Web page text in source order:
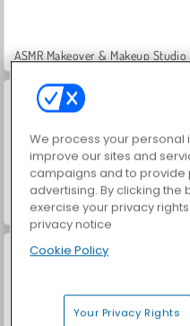
ASMR Makeover & Makeup Studio
Farm Merge Valley
We process your
improve our sites and
campaigns and to
advertising. By clicking the
exercise your privacy
privacy notice
Cookie Policy
Your Privacy Rights